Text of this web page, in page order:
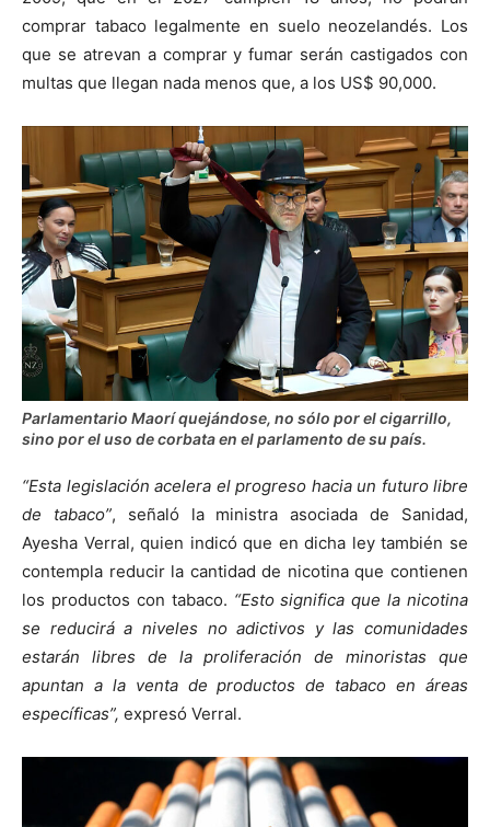
comprar tabaco legalmente en suelo neozelandés. Los
que se atrevan a comprar y fumar serán castigados con
multas que llegan nada menos que, a los US$ 90,000.
Parlamentario Maorí quejándose, no sólo por el cigarrillo,
sino por el uso de corbata en el parlamento de su país.
“Esta legislación acelera el progreso hacia un futuro libre
de tabaco”, señaló la ministra asociada de Sanidad,
Ayesha Verral, quien indicó que en dicha ley también se
contempla reducir la cantidad de nicotina que contienen
los productos con tabaco. “Esto significa que la nicotina
se reducirá a niveles no adictivos y las comunidades
estarán libres de la proliferación de minoristas que
apuntan a la venta de productos de tabaco en áreas
específicas”, expresó Verral.